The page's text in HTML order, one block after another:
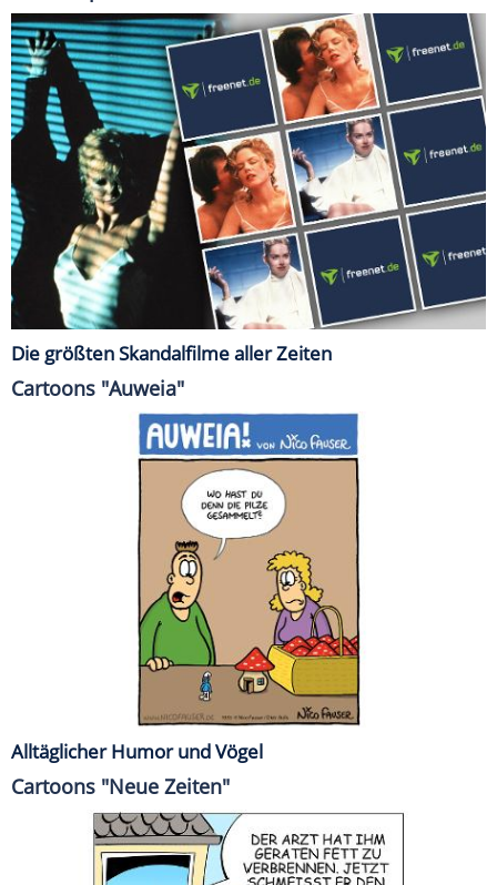
Die größten Skandalfilme aller Zeiten
Cartoons "Auweia"
Alltäglicher Humor und Vögel
Cartoons "Neue Zeiten"